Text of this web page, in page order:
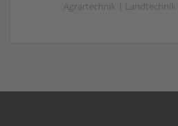
Agrartechnik |